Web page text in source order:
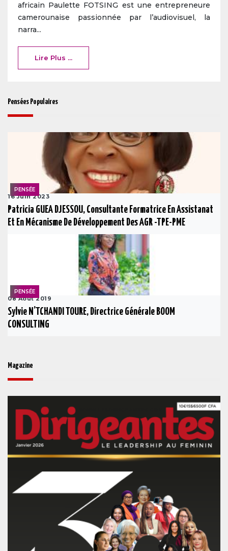
africain Paulette FOTSING est une entrepreneure
camerounaise passionnée par l’audiovisuel, la
narra...
Lire Plus ...
Pensées Populaires
PENSÉE
16 Juin 2023
Patricia GUEA DJESSOU, Consultante Formatrice En Assistanat
Et En Mécanisme De Développement Des AGR -TPE-PME
PENSÉE
08 Août 2019
Sylvie N’TCHANDI TOURE, Directrice Générale BOOM
CONSULTING
Magazine